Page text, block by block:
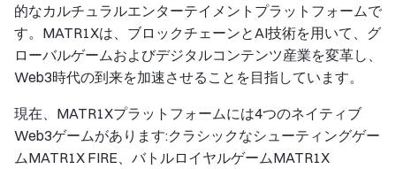
的なカルチュラルエンターテイメントプラットフォームで
す。MATR1Xは、ブロックチェーンとAI技術を用いて、グ
ローバルゲームおよびデジタルコンテンツ産業を変革し、
Web3時代の到来を加速させることを目指しています。
現在、MATR1Xプラットフォームには4つのネイティブ
Web3ゲームがあります:クラシックなシューティングゲー
ムMATR1X FIRE、バトルロイヤルゲームMATR1X